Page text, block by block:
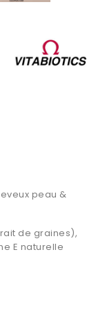
peau &
de graines),
E naturelle